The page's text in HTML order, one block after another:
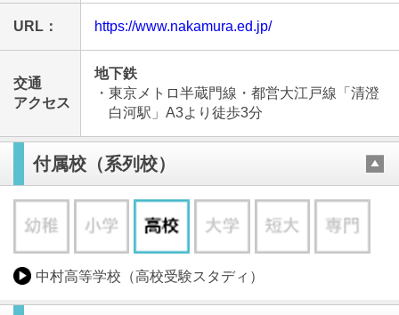
URL： https://www.nakamura.ed.jp/
交通
アクセス
地下鉄
・東京メトロ半蔵門線・都営大江戸線「清澄
白河駅」A3より徒歩3分
付属校（系列校）
中村高等学校（高校受験スタディ）